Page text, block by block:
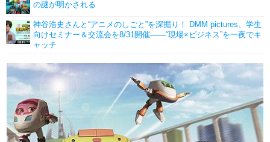
の謎が明かされる
神谷浩史さんと“アニメのしごと”を深掘り！ DMM pictures、学生
向けセミナー＆交流会を8/31開催――“現場×ビジネス”を一夜でキ
ャッチ